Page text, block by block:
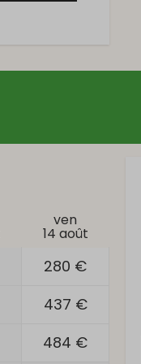
ven
14 août
280 €
437 €
484 €